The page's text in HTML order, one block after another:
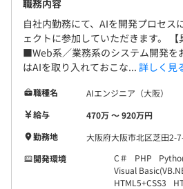
職務内容
自社内勤務にて、AIを開発プロセス
ェクトに参加していただきます。 【
■Web系／業務系のシステム開発を
はAIを取り入れておこな... 詳しく見
職種名
AIエンジニア（大阪）
給与
470万 〜 920万円
勤務地
大阪府大阪市北区芝田2-
開発環境
C＃ PHP
Visual
HTML5+CSS3